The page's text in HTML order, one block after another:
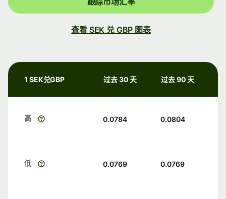
查看 SEK 兑 GBP 图表
1 SEK兑GBP 过去 30 天 过去 90 天
高 0.0784 0.0804
低 0.0769 0.0769